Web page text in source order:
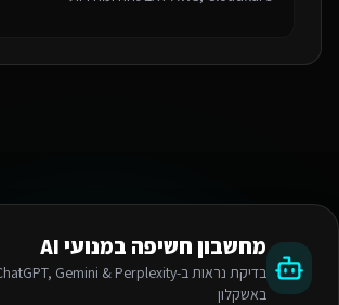
מחשבון חשיפה במנועי AI
בדיקת נראות ב-ChatGPT, Gemini & Perplexity עבור
באשקלון